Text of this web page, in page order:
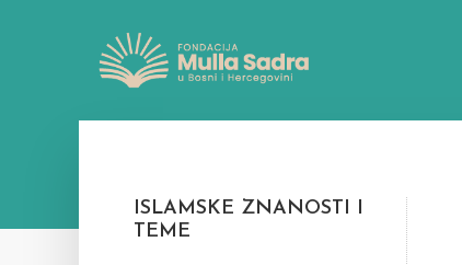
ISLAMSKE ZNANOSTI I
TEME